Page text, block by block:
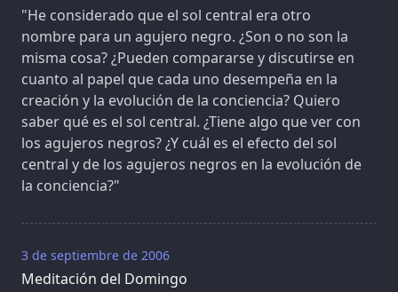
"He considerado que el sol central era otro
nombre para un agujero negro. ¿Son o no son la
misma cosa? ¿Pueden compararse y discutirse en
cuanto al papel que cada uno desempeña en la
creación y la evolución de la conciencia? Quiero
saber qué es el sol central. ¿Tiene algo que ver con
los agujeros negros? ¿Y cuál es el efecto del sol
central y de los agujeros negros en la evolución de
la conciencia?"
3 de septiembre de 2006
Meditación del Domingo